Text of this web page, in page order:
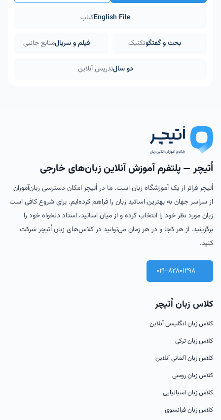
English Fileکتاب
بحث و گفتگوتکنیک فیلم و سریالمنابع جانبی
دو سالتدریس آنلاین
اُتیچر — پلتفرم آموزش آنلاین زبان‌های خارجی
اُتیچر فراتر از یک آموزشگاه زبان است. ما در اُتیچر امکان دسترسی زبان‌آموزان
از سراسر جهان به بهترین اساتید زبان را فراهم کرده‌ایم. برای شروع کافی است
زبان مورد نظر خود را انتخاب کرده و از میان اساتید، استاد دلخواه خود را
برگزینید. از هر کجا و در هر زمان می‌توانید در کلاس‌های زبان اُتیچر شرکت
کنید.
021-82801298
کلاس زبان اُتیچر
کلاس زبان انگلیسی آنلاین
کلاس زبان ترکی
کلاس زبان آلمانی آنلاین
کلاس زبان روسی
کلاس زبان اسپانیایی
کلاس زبان فرانسوی